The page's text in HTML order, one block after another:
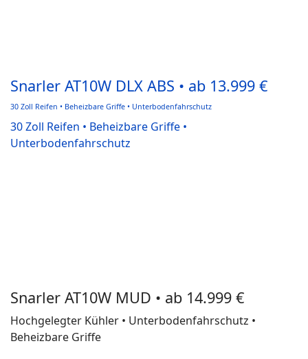
Snarler AT10W DLX ABS • ab 13.999 €
30 Zoll Reifen • Beheizbare Griffe • Unterbodenfahrschutz
30 Zoll Reifen • Beheizbare Griffe •
Unterbodenfahrschutz
Snarler AT10W MUD • ab 14.999 €
Hochgelegter Kühler • Unterbodenfahrschutz •
Beheizbare Griffe